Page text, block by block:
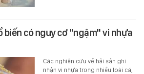
biến có nguy cơ "ngậm" vi nhựa
Các nghiên cứu về hải sản ghi
nhận vi nhựa trong nhiều loài cá,